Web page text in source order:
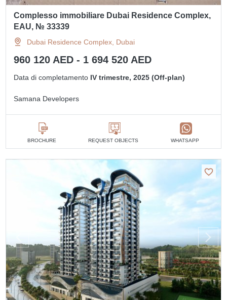
Complesso immobiliare Dubai Residence Complex,
EAU, № 33339
Dubai Residence Complex, Dubai
960 120 AED - 1 694 520 AED
Data di completamento IV trimestre, 2025 (Off-plan)
Samana Developers
BROCHURE REQUEST OBJECTS WHATSAPP